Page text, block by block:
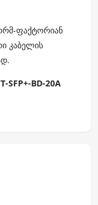
ფაქტორიან
კაბელის
SFP+-BD-20A